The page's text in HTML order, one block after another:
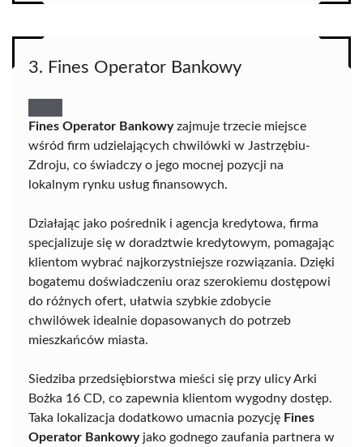
3. Fines Operator Bankowy
Fines Operator Bankowyzajmuje trzecie miejsce
wśród firm udzielających chwilówki w Jastrzębiu-
Zdroju, co świadczy o jego mocnej pozycji na
lokalnym rynku usług finansowych.
Działając jako pośrednik i agencja kredytowa, firma
specjalizuje się w doradztwie kredytowym, pomagając
klientom wybrać najkorzystniejsze rozwiązania. Dzięki
bogatemu doświadczeniu oraz szerokiemu dostępowi
do różnych ofert, ułatwia szybkie zdobycie
chwilówek idealnie dopasowanych do potrzeb
mieszkańców miasta.
Siedziba przedsiębiorstwa mieści się przy ulicy Arki
Bożka 16 CD, co zapewnia klientom wygodny dostęp.
Taka lokalizacja dodatkowo umacnia pozycję Fines
Operator Bankowyjako godnego zaufania partnera w